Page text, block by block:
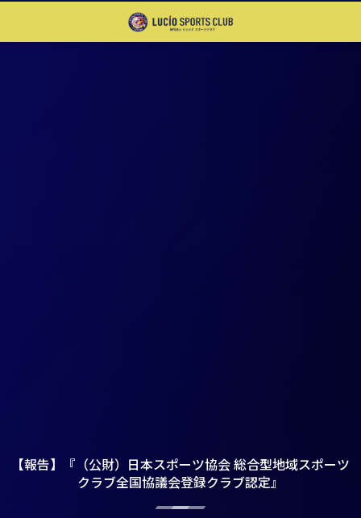
【報告】『（公財）日本スポーツ協会 総合型地域スポーツ
クラブ全国協議会登録クラブ認定』